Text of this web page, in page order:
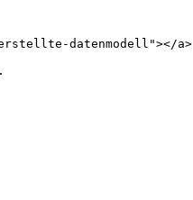
datenmodell"></a>